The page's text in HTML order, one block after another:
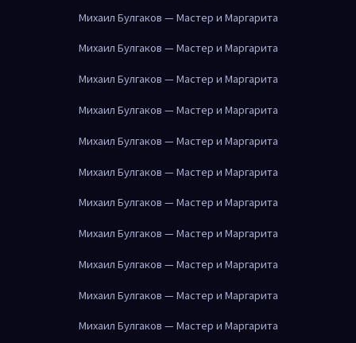
Михаил Булгаков — Мастер и Маргарита
Михаил Булгаков — Мастер и Маргарита
Михаил Булгаков — Мастер и Маргарита
Михаил Булгаков — Мастер и Маргарита
Михаил Булгаков — Мастер и Маргарита
Михаил Булгаков — Мастер и Маргарита
Михаил Булгаков — Мастер и Маргарита
Михаил Булгаков — Мастер и Маргарита
Михаил Булгаков — Мастер и Маргарита
Михаил Булгаков — Мастер и Маргарита
Михаил Булгаков — Мастер и Маргарита